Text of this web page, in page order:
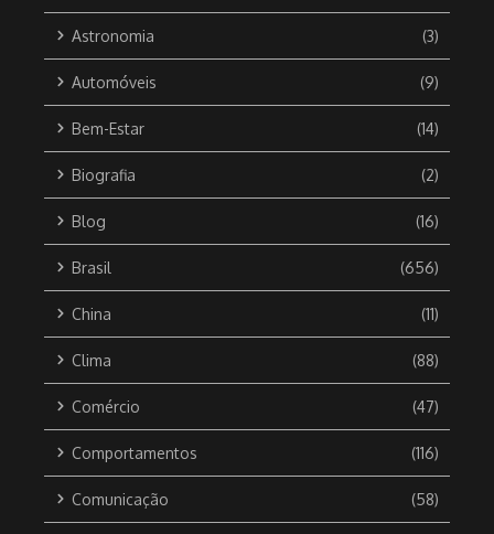
Astronomia (3)
Automóveis (9)
Bem-Estar (14)
Biografia (2)
Blog (16)
Brasil (656)
China (11)
Clima (88)
Comércio (47)
Comportamentos (116)
Comunicação (58)